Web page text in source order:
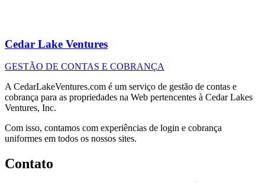
Cedar Lake Ventures
GESTÃO DE CONTAS E COBRANÇA
A CedarLakeVentures.com é um serviço de gestão de contas e
cobrança para as propriedades na Web pertencentes à Cedar Lakes
Ventures, Inc.
Com isso, contamos com experiências de login e cobrança
uniformes em todos os nossos sites.
Contato